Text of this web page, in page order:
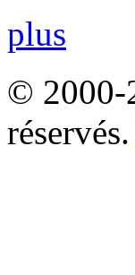
plus
© 2000-
réservés.